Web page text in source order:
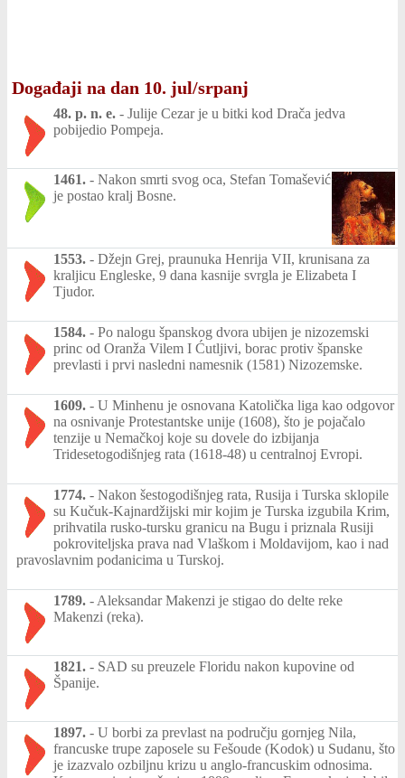
Događaji na dan 10. jul/srpanj
48. p. n. e. - Julije Cezar je u bitki kod Drača jedva
pobijedio Pompeja.
1461. - Nakon smrti svog oca, Stefan Tomašević
je postao kralj Bosne.
1553. - Džejn Grej, praunuka Henrija VII, krunisana za
kraljicu Engleske, 9 dana kasnije svrgla je Elizabeta I
Tjudor.
1584. - Po nalogu španskog dvora ubijen je nizozemski
princ od Oranža Vilem I Ćutljivi, borac protiv španske
prevlasti i prvi nasledni namesnik (1581) Nizozemske.
1609. - U Minhenu je osnovana Katolička liga kao odgovor
na osnivanje Protestantske unije (1608), što je pojačalo
tenzije u Nemačkoj koje su dovele do izbijanja
Tridesetogodišnjeg rata (1618-48) u centralnoj Evropi.
1774. - Nakon šestogodišnjeg rata, Rusija i Turska sklopile
su Kučuk-Kajnardžijski mir kojim je Turska izgubila Krim,
prihvatila rusko-tursku granicu na Bugu i priznala Rusiji
pokroviteljska prava nad Vlaškom i Moldavijom, kao i nad
pravoslavnim podanicima u Turskoj.
1789. - Aleksandar Makenzi je stigao do delte reke
Makenzi (reka).
1821. - SAD su preuzele Floridu nakon kupovine od
Španije.
1897. - U borbi za prevlast na području gornjeg Nila,
francuske trupe zaposele su Fešoude (Kodok) u Sudanu, što
je izazvalo ozbiljnu krizu u anglo-francuskim odnosima.